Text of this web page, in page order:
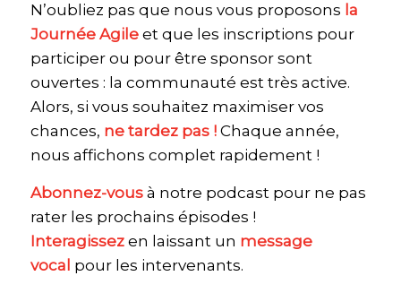
N’oubliez pas que nous vous proposons la
Journée Agileet que les inscriptions pour
participer ou pour être sponsor sont
ouvertes : la communauté est très active.
Alors, si vous souhaitez maximiser vos
chances, ne tardez pas !Chaque année,
nous affichons complet rapidement !
Abonnez-vousà notre podcast pour ne pas
rater les prochains épisodes !
Interagissezen laissant un message
vocal pour les intervenants.